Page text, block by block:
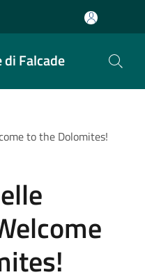
di Falcade
to the Dolomites!